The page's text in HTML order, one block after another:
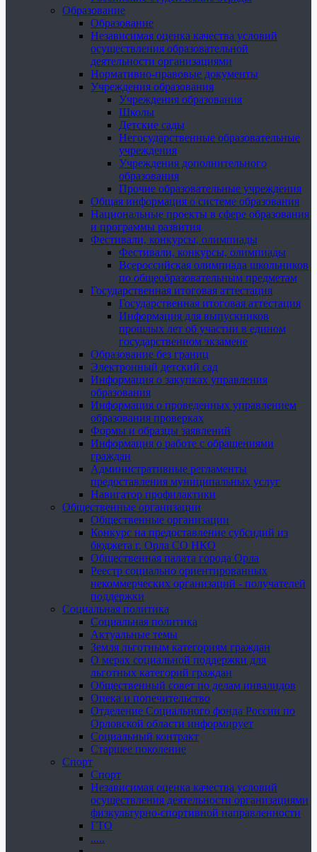
Образование
Образование
Независимая оценка качества условий
осуществления образовательной
деятельности организациями
Нормативно-правовые документы
Учреждения образования
Учреждения образования
Школы
Детские сады
Негосударственные образовательные
учреждения
Учреждения дополнительного
образования
Прочие образовательные учреждения
Общая информация о системе образования
Национальные проекты в сфере образования
и программы развития
Фестивали, конкурсы, олимпиады
Фестивали, конкурсы, олимпиады
Всероссийская олимпиада школьников
по общеобразовательным предметам
Государственная итоговая аттестация
Государственная итоговая аттестация
Информация для выпускников
прошлых лет об участии в едином
государственном экзамене
Образование без границ
Электронный детский сад
Информация о закупках управления
образования
Информация о проведенных управлением
образования проверках
Формы и образцы заявлений
Информация о работе с обращениями
граждан
Административные регламенты
предоставления муниципальных услуг
Навигатор профилактики
Общественные организации
Общественные организации
Конкурс на предоставление субсидий из
бюджета г. Орла СО НКО
Общественная палата города Орла
Реестр социально ориентированных
некоммерческих организаций - получателей
поддержки
Социальная политика
Социальная политика
Актуальные темы
Земля льготным категориям граждан
О мерах социальной поддержки для
льготных категорий граждан
Общественный совет по делам инвалидов
Опека и попечительство
Отделение Социального фонда России по
Орловской области информирует
Социальный контракт
Старшее поколение
Спорт
Спорт
Независимая оценка качества условий
осуществления деятельности организациями
физкультурно-спортивной направленности
ГТО
.....